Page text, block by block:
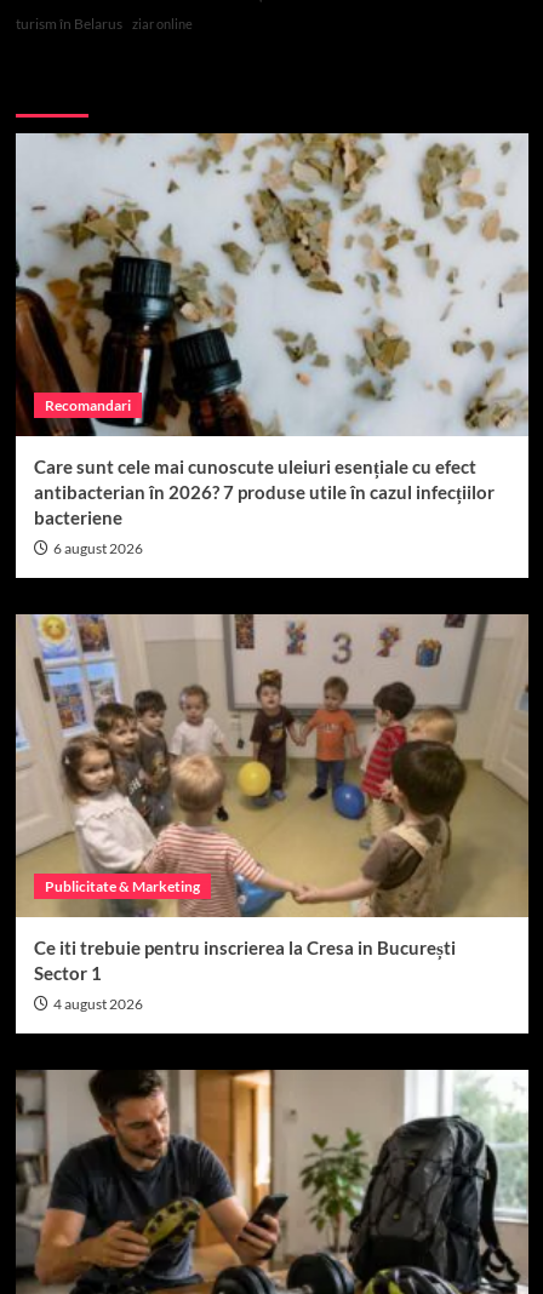
turism în Belarus ziar online
Recomandari
Care sunt cele mai cunoscute uleiuri esențiale cu efect
antibacterian în 2026? 7 produse utile în cazul infecțiilor
bacteriene
6 august 2026
Publicitate & Marketing
Ce iti trebuie pentru inscrierea la Cresa in București
Sector 1
4 august 2026